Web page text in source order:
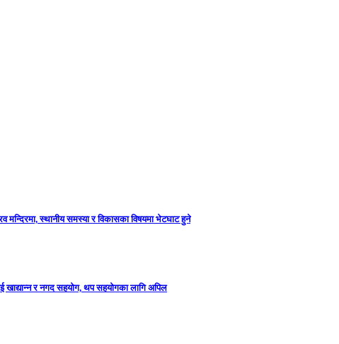
स्थानीय समस्या र विकासका विषयमा भेटघाट हुने
खाद्यान्न र नगद सहयोग, थप सहयोगका लागि अपिल